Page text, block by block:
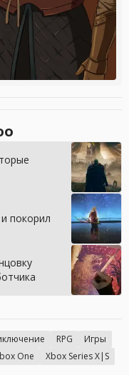
покорил
RPG
Игры
One Xbox Series X|S